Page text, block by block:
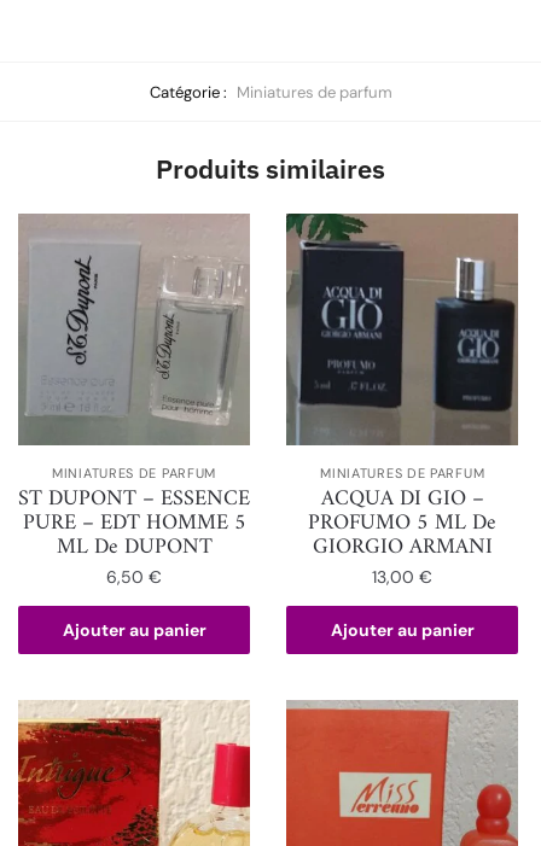
Catégorie : Miniatures de parfum
Produits similaires
MINIATURES DE PARFUM
ST DUPONT – ESSENCE
PURE – EDT HOMME 5
ML De DUPONT
6,50€
Ajouter au panier
MINIATURES DE PARFUM
ACQUA DI GIO –
PROFUMO 5 ML De
GIORGIO ARMANI
13,00€
Ajouter au panier